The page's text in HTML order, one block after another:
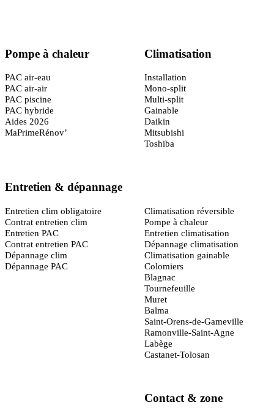
Pompe à chaleur
PAC air-eau
PAC air-air
PAC piscine
PAC hybride
Aides 2026
MaPrimeRénov’
Climatisation
Installation
Mono-split
Multi-split
Gainable
Daikin
Mitsubishi
Toshiba
Entretien & dépannage
Entretien clim obligatoire
Contrat entretien clim
Entretien PAC
Contrat entretien PAC
Dépannage clim
Dépannage PAC
Climatisation réversible
Pompe à chaleur
Entretien climatisation
Dépannage climatisation
Climatisation gainable
Colomiers
Blagnac
Tournefeuille
Muret
Balma
Saint-Orens-de-Gameville
Ramonville-Saint-Agne
Labège
Castanet-Tolosan
Contact & zone